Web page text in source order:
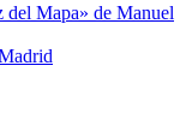
del Mapa» de Manuel